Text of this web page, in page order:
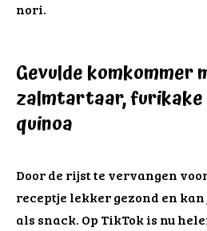
nori.
Gevulde komkommer
zalmtartaar,
quinoa
Door de rijst te vervangen
receptje lekker gezond en
als snack. Op TikTok is nu